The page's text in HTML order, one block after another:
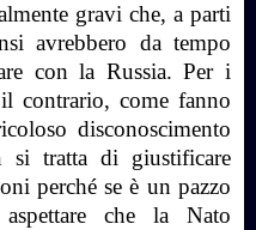
gravi che, a parti
avrebbero da tempo
con la Russia. Per i
contrario, come fanno
disconoscimento
si tratta di giustificare
perché se è un pazzo
che la Nato